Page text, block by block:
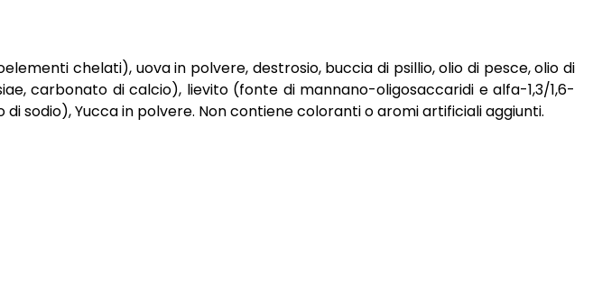
chelati), uova in polvere, destrosio, buccia di psillio, olio di pesce, olio di
carbonato di calcio), lievito (fonte di mannano-oligosaccaridi e alfa-1,3/1,6-
sodio), Yucca in polvere. Non contiene coloranti o aromi artificiali aggiunti.